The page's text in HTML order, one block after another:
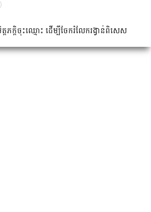
ភក្តិ​ចុះឈ្មោះ ដើម្បី​ចែករំលែក​រង្វាន់​ពិសេស